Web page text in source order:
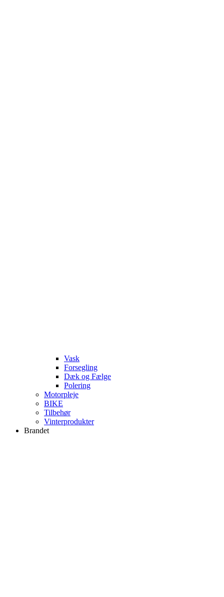
Vask
Forsegling
Dæk og Fælge
Polering
Motorpleje
BIKE
Tilbehør
Vinterprodukter
Brandet